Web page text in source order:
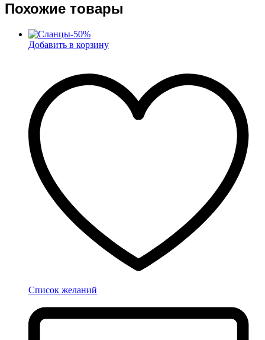
Похожие товары
-50%
Добавить в корзину
Список желаний